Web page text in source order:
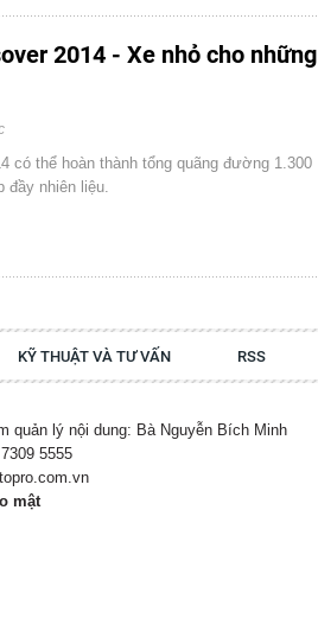
2014 - Xe nhỏ cho những
có thể hoàn thành tổng quãng đường 1.300
đầy nhiên liệu.
KỸ THUẬT VÀ TƯ VẤN RSS
quản lý nội dung: Bà Nguyễn Bích Minh
5555
mật